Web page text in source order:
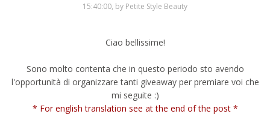
15:40:00, by Petite Style Beauty
Ciao bellissime!
Sono molto contenta che in questo periodo sto avendo
l'opportunità di organizzare tanti giveaway per premiare voi che
mi seguite :)
* For english translation see at the end of the post *